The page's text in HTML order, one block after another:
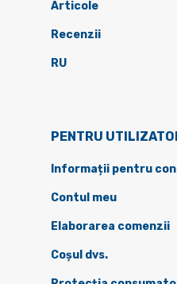
Articole
Recenzii
RU
PENTRU
Informații pentru
Contul meu
Elaborarea comenzii
Coșul dvs.